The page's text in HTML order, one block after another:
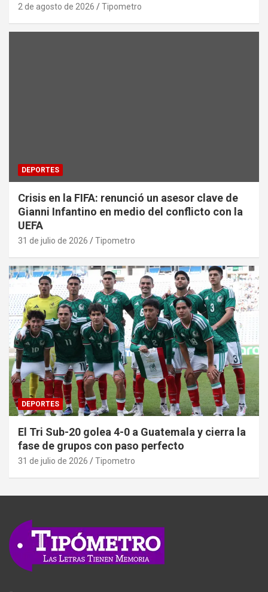
2 de agosto de 2026 Tipometro
DEPORTES
Crisis en la FIFA: renunció un asesor clave de
Gianni Infantino en medio del conflicto con la
UEFA
31 de julio de 2026 Tipometro
DEPORTES
El Tri Sub-20 golea 4-0 a Guatemala y cierra la
fase de grupos con paso perfecto
31 de julio de 2026 Tipometro